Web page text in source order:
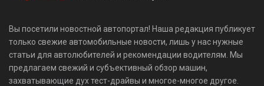
Вы посетили новостной автопортал! Наша редакция публикует
только свежие автомобильные новости, лишь у нас нужные
статьи для автолюбителей и рекомендации водителям. Мы
предлагаем свежий и субъективный обзор машин,
захватывающие дух тест-драйвы и многое-многое другое.